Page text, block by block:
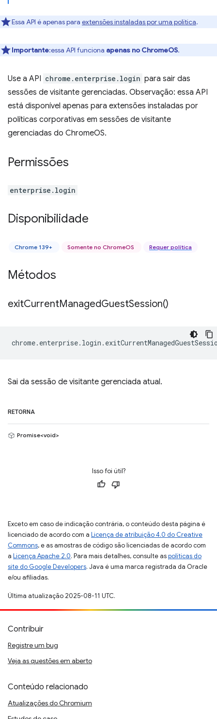
Essa API é apenas para extensões instaladas por uma política.
Importante:essa API funciona apenas no ChromeOS.
Use a API chrome.enterprise.login para sair das
sessões de visitante gerenciadas. Observação: essa API
está disponível apenas para extensões instaladas por
políticas corporativas em sessões de visitante
gerenciadas do ChromeOS.
Permissões
enterprise.login
Disponibilidade
Chrome 139+ Somente no ChromeOS Requer política
Métodos
exitCurrentManagedGuestSession()
chrome. enterprise. login .
Sai da sessão de visitante gerenciada atual.
RETORNA
Promise<void>
Isso foi útil?
Exceto em caso de indicação contrária, o conteúdo desta página é
licenciado de acordo com a Licença de atribuição 4.0 do Creative
Commons, e as amostras de código são licenciadas de acordo com
a Licença Apache 2.0. Para mais detalhes, consulte aspolíticas do
site do Google Developers. Java é uma marca registrada da Oracle
e/ou afiliadas.
Última atualização 2025-08-11 UTC.
Contribuir
Registre um bug
Veja as questões em aberto
Conteúdo relacionado
Atualizações do Chromium